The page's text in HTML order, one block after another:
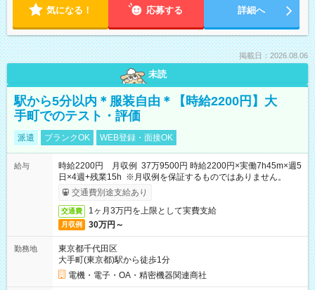
気になる！ 応募する 詳細へ
掲載日：2026.08.06
未読
駅から5分以内＊服装自由＊【時給2200円】大
手町でのテスト・評価
派遣 ブランクOK WEB登録・面接OK
給与
時給2200円 月収例 37万9500円 時給2200円×実働7h45m×週5
日×4週+残業15h ※月収例を保証するものではありません。
交通費別途支給あり
交通費 1ヶ月3万円を上限として実費支給
月収例 30万円～
勤務地
東京都千代田区
大手町(東京都)駅から徒歩1分
電機・電子・OA・精密機器関連商社